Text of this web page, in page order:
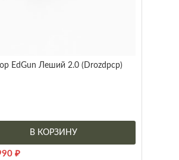
EdGun Леший 2.0 (Drozdpcp)
В КОРЗИНУ
₽